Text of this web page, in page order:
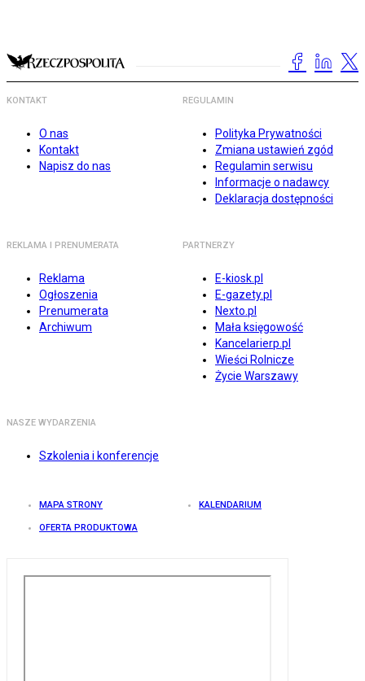
KONTAKT
O nas
Kontakt
Napisz do nas
REGULAMIN
Polityka Prywatności
Zmiana ustawień zgód
Regulamin serwisu
Informacje o nadawcy
Deklaracja dostępności
REKLAMA I PRENUMERATA
Reklama
Ogłoszenia
Prenumerata
Archiwum
PARTNERZY
E-kiosk.pl
E-gazety.pl
Nexto.pl
Mała księgowość
Kancelarierp.pl
Wieści Rolnicze
Życie Warszawy
NASZE WYDARZENIA
Szkolenia i konferencje
MAPA STRONY KALENDARIUM
OFERTA PRODUKTOWA